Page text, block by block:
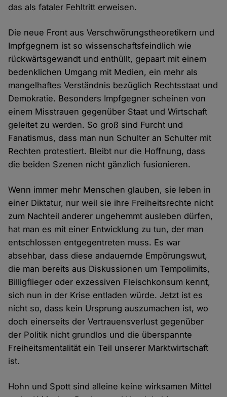
das als fataler Fehltritt erweisen.
Die neue Front aus Verschwörungstheoretikern und
Impfgegnern ist so wissenschaftsfeindlich wie
rückwärtsgewandt und enthüllt, gepaart mit einem
bedenklichen Umgang mit Medien, ein mehr als
mangelhaftes Verständnis bezüglich Rechtsstaat und
Demokratie. Besonders Impfgegner scheinen von
einem Misstrauen gegenüber Staat und Wirtschaft
geleitet zu werden. So groß sind Furcht und
Fanatismus, dass man nun Schulter an Schulter mit
Rechten protestiert. Bleibt nur die Hoffnung, dass
die beiden Szenen nicht gänzlich fusionieren.
Wenn immer mehr Menschen glauben, sie leben in
einer Diktatur, nur weil sie ihre Freiheitsrechte nicht
zum Nachteil anderer ungehemmt ausleben dürfen,
hat man es mit einer Entwicklung zu tun, der man
entschlossen entgegentreten muss. Es war
absehbar, dass diese andauernde Empörungswut,
die man bereits aus Diskussionen um Tempolimits,
Billigflieger oder exzessiven Fleischkonsum kennt,
sich nun in der Krise entladen würde. Jetzt ist es
nicht so, dass kein Ursprung auszumachen ist, wo
doch einerseits der Vertrauensverlust gegenüber
der Politik nicht grundlos und die überspannte
Freiheitsmentalität ein Teil unserer Marktwirtschaft
ist.
Hohn und Spott sind alleine keine wirksamen Mittel